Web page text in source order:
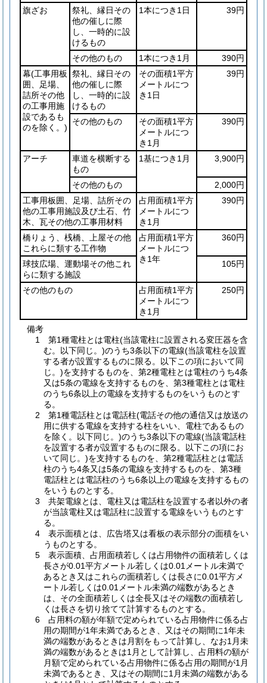
旗ざお
祭礼、縁日その
他の催しに際
し、一時的に設
けるもの
1本につき1日 39円
その他のもの 1本につき1月
390円
幕(工事用板
囲、足場、
詰所その他
の工事用施
設であるも
のを除く。)
祭礼、縁日その
他の催しに際
し、一時的に設
けるもの
その面積1平方
メートルにつ
き1日
39円
その他のもの
その面積1平方
メートルにつ
き1月
390円
アーチ
車道を横断する
もの
1基につき1月 3,900円
その他のもの
2,000円
工事用板囲、足場、詰所その
他の工事用施設及び土石、竹
木、瓦その他の工事用材料
占用面積1平方
メートルにつ
き1月
390円
橋りょう、桟橋、上屋その他
これらに類する工作物
占用面積1平方
メートルにつ
き1年
360円
球技広場、運動場その他これ
らに類する施設
105円
その他のもの
占用面積1平方
メートルにつ
き1月
250円
備考
1 第1種電柱とは電柱(当該電柱に設置される変圧器を含
む。以下同じ。)のうち3条以下の電線(当該電柱を設置
する者が設置するものに限る。以下この項において同
じ。)を支持するものを、第2種電柱とは電柱のうち4条
又は5条の電線を支持するものを、第3種電柱とは電柱
のうち6条以上の電線を支持するものをいうものとす
る。
2 第1種電話柱とは電話柱(電話その他の通信又は放送の
用に供する電線を支持する柱をいい、電柱であるもの
を除く。以下同じ。)のうち3条以下の電線(当該電話柱
を設置する者が設置するものに限る。以下この項にお
いて同じ。)を支持するものを、第2種電話柱とは電話
柱のうち4条又は5条の電線を支持するものを、第3種
電話柱とは電話柱のうち6条以上の電線を支持するもの
をいうものとする。
3 共架電線とは、電柱又は電話柱を設置する者以外の者
が当該電柱又は電話柱に設置する電線をいうものとす
る。
4 表示面積とは、広告塔又は看板の表示部分の面積をい
うものとする。
5 表示面積、占用面積若しくは占用物件の面積若しくは
長さが0.01平方メートル若しくは0.01メートル未満で
あるとき又はこれらの面積若しくは長さに0.01平方メ
ートル若しくは0.01メートル未満の端数があるとき
は、その全面積若しくは全長又はその端数の面積若し
くは長さを切り捨てて計算するものとする。
6 占用料の額が年額で定められている占用物件に係る占
用の期間が1年未満であるとき、又はその期間に1年未
満の端数があるときは月割をもって計算し、なお1月未
満の端数があるときは1月として計算し、占用料の額が
月額で定められている占用物件に係る占用の期間が1月
未満であるとき、又はその期間に1月未満の端数がある